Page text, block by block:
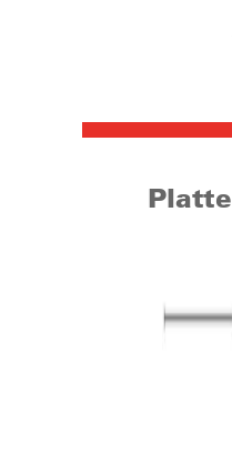
tijd het centrum van
zowel Breda, Eindhoven
en natuurgebied
Woonoppervlakte: circa
De hal/entree geeft